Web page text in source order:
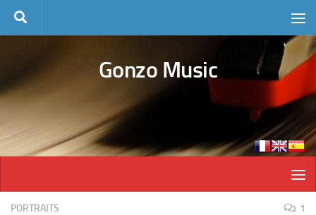
Skip to content
Gonzo Music
PORTRAITS 1